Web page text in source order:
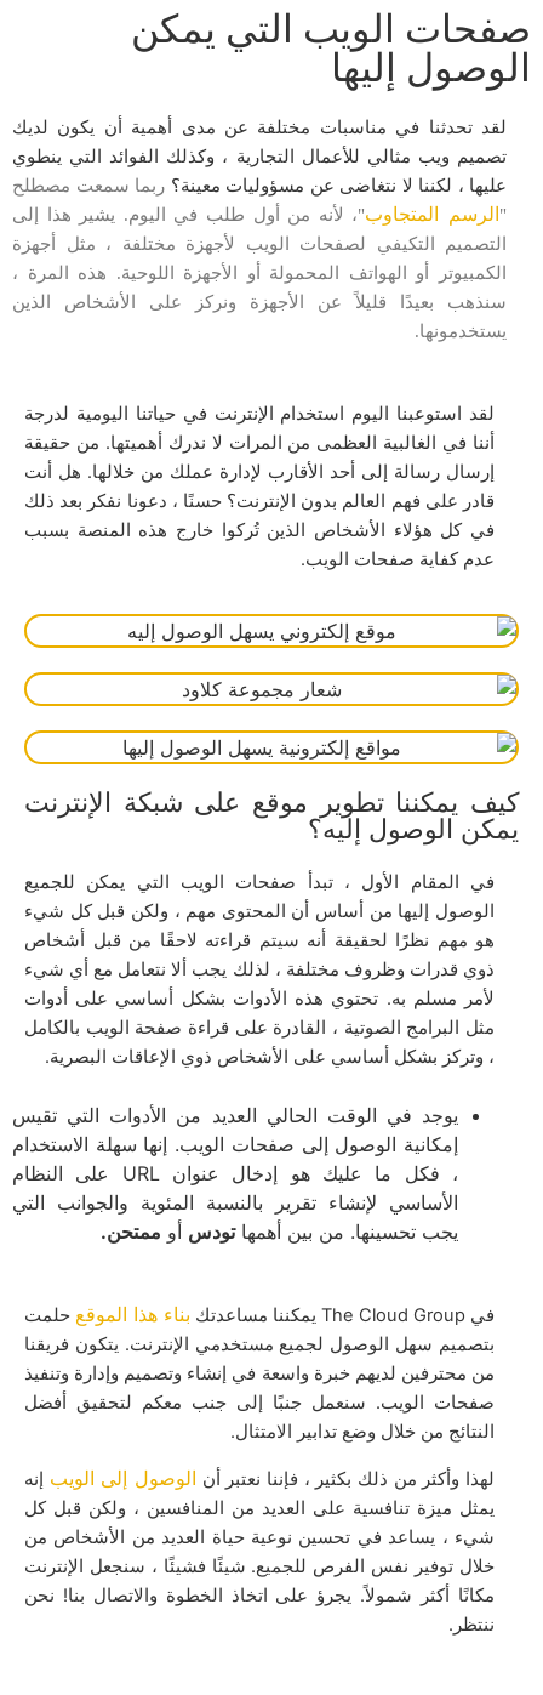
صفحات الويب التي يمكن
الوصول إليها
لقد تحدثنا في مناسبات مختلفة عن مدى أهمية أن يكون لديك
تصميم ويب مثالي للأعمال التجارية ، وكذلك الفوائد التي ينطوي
عليها ، لكننا لا نتغاضى عن مسؤوليات معينة؟ ربما سمعت مصطلح
"الرسم المتجاوب"، لأنه من أول طلب في اليوم. يشير هذا إلى
التصميم التكيفي لصفحات الويب لأجهزة مختلفة ، مثل أجهزة
الكمبيوتر أو الهواتف المحمولة أو الأجهزة اللوحية. هذه المرة ،
سنذهب بعيدًا قليلاً عن الأجهزة ونركز على الأشخاص الذين
يستخدمونها.
لقد استوعبنا اليوم استخدام الإنترنت في حياتنا اليومية لدرجة
أننا في الغالبية العظمى من المرات لا ندرك أهميتها. من حقيقة
إرسال رسالة إلى أحد الأقارب لإدارة عملك من خلالها. هل أنت
قادر على فهم العالم بدون الإنترنت؟ حسنًا ، دعونا نفكر بعد ذلك
في كل هؤلاء الأشخاص الذين تُركوا خارج هذه المنصة بسبب
عدم كفاية صفحات الويب.
كيف يمكننا تطوير موقع على شبكة الإنترنت
يمكن الوصول إليه؟
في المقام الأول ، تبدأ صفحات الويب التي يمكن للجميع
الوصول إليها من أساس أن المحتوى مهم ، ولكن قبل كل شيء
هو مهم نظرًا لحقيقة أنه سيتم قراءته لاحقًا من قبل أشخاص
ذوي قدرات وظروف مختلفة ، لذلك يجب ألا نتعامل مع أي شيء
لأمر مسلم به. تحتوي هذه الأدوات بشكل أساسي على أدوات
مثل البرامج الصوتية ، القادرة على قراءة صفحة الويب بالكامل
، وتركز بشكل أساسي على الأشخاص ذوي الإعاقات البصرية.
يوجد في الوقت الحالي العديد من الأدوات التي تقيس
إمكانية الوصول إلى صفحات الويب. إنها سهلة الاستخدام
، فكل ما عليك هو إدخال عنوان URL على النظام
الأساسي لإنشاء تقرير بالنسبة المئوية والجوانب التي
يجب تحسينها. من بين أهمهاتودس أو ممتحن.
في The Cloud Group يمكننا مساعدتك بناء هذا الموقع حلمت
بتصميم سهل الوصول لجميع مستخدمي الإنترنت. يتكون فريقنا
من محترفين لديهم خبرة واسعة في إنشاء وتصميم وإدارة وتنفيذ
صفحات الويب. سنعمل جنبًا إلى جنب معكم لتحقيق أفضل
النتائج من خلال وضع تدابير الامتثال.
لهذا وأكثر من ذلك بكثير ، فإننا نعتبر أن الوصول إلى الويب إنه
يمثل ميزة تنافسية على العديد من المنافسين ، ولكن قبل كل
شيء ، يساعد في تحسين نوعية حياة العديد من الأشخاص من
خلال توفير نفس الفرص للجميع. شيئًا فشيئًا ، سنجعل الإنترنت
مكانًا أكثر شمولاً. يجرؤ على اتخاذ الخطوة والاتصال بنا! نحن
ننتظر.